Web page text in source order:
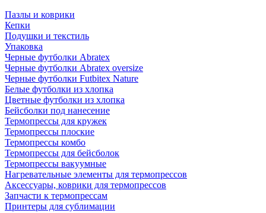
Пазлы и коврики
Кепки
Подушки и текстиль
Упаковка
Черные футболки Abratex
Черные футболки Abratex oversize
Черные футболки Futbitex Nature
Белые футболки из хлопка
Цветные футболки из хлопка
Бейсболки под нанесение
Термопрессы для кружек
Термопрессы плоские
Термопрессы комбо
Термопрессы для бейсболок
Термопрессы вакуумные
Нагревательные элементы для термопрессов
Аксессуары, коврики для термопрессов
Запчасти к термопрессам
Принтеры для сублимации